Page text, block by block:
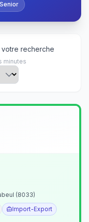
Senior
recherche
minutes
(8033)
Import-Export